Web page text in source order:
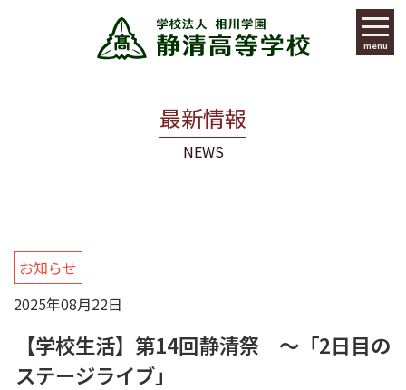
menu
最新情報
NEWS
お知らせ
2025年08月22日
【学校生活】第14回静清祭 ～「2日目の
ステージライブ」